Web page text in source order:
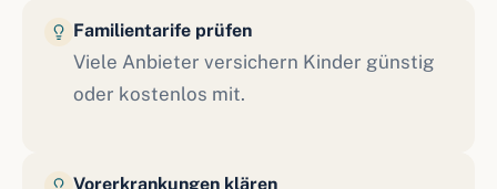
Familientarife prüfen
Viele Anbieter versichern Kinder günstig
oder kostenlos mit.
Vorerkrankungen klären